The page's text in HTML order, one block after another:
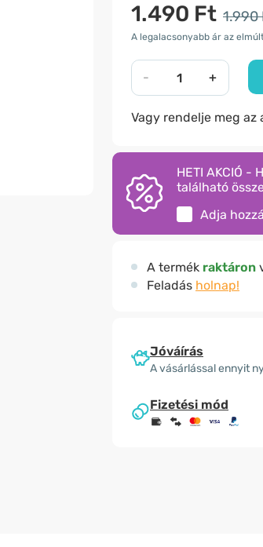
1.490 Ft 1.990
A legalacsonyabb ár az
- +
Vagy rendelje meg
HETI AKCIÓ -
található
Adja
A termék raktáron
Feladás holnap!
Jóváírás
A vásárlással ennyit
Fizetési mód